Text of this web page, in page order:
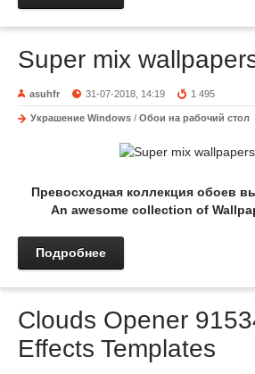
Super mix
asuhfr 31-07-2018, 14:19 1 495
Украшение Windows / Обои на рабочий стол
Превосходная коллекция обоев
An awesome collection of
Подробнее
Clouds Opener
Effects Templates